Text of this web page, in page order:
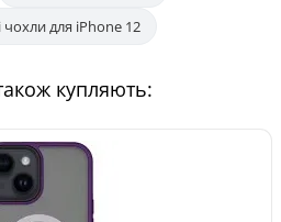
чохли для iPhone 12
купляють: